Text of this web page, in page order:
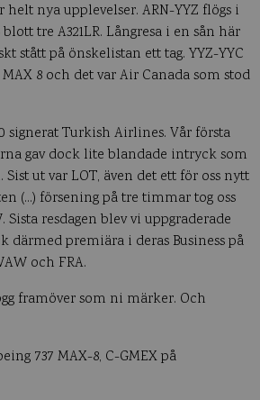
helt nya upplevelser. ARN-YYZ flögs i
tre A321LR. Långresa i en sån här
stått på önskelistan ett tag. YYZ-YYC
8 och det var Air Canada som stod
signerat Turkish Airlines. Vår första
gav dock lite blandade intryck som
ut var LOT, även det ett för oss nytt
(…) försening på tre timmar tog oss
resdagen blev vi uppgraderade
därmed premiära i deras Business på
och FRA.
framöver som ni märker. Och